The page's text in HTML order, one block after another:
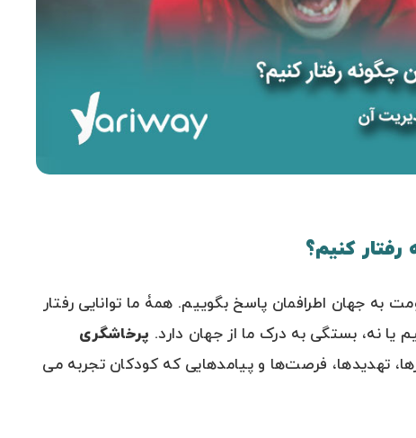
رفتار کنیم؟
به جهان اطرافمان پاسخ بگوییم. همۀ ما توانایی رفتار
یا نه، بستگی به درک ما از جهان دارد. پرخاشگری
تهدیدها، فرصت‌ها و پیامدهایی که کودکان تجربه می